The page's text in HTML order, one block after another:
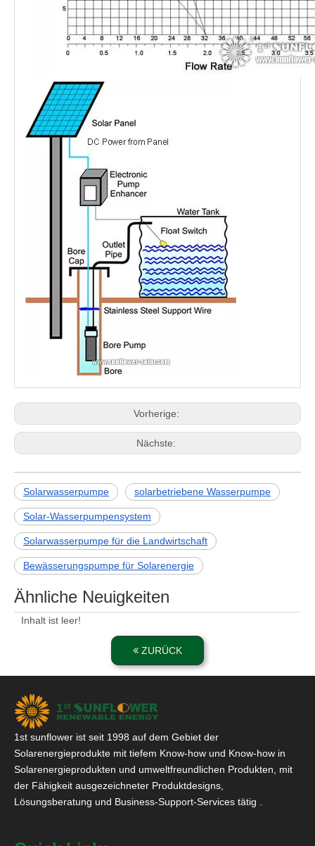
Vorherige:
Nächste:
Solarwasserpumpe solarbetriebene Wasserpumpe
Solar-Wasserpumpensystem
Solarwasserpumpe für die Landwirtschaft
Bewässerungspumpe für Solarenergie
Ähnliche Neuigkeiten
Inhalt ist leer!
ZURÜCK
1st sunflower ist seit 1998 auf dem Gebiet der
Solarenergieprodukte mit tiefem Know-how und Know-how in
Solarenergieprodukten und umweltfreundlichen Produkten, mit
der Fähigkeit ausgezeichneter Produktdesigns,
Lösungsberatung und Business-Support-Services tätig .